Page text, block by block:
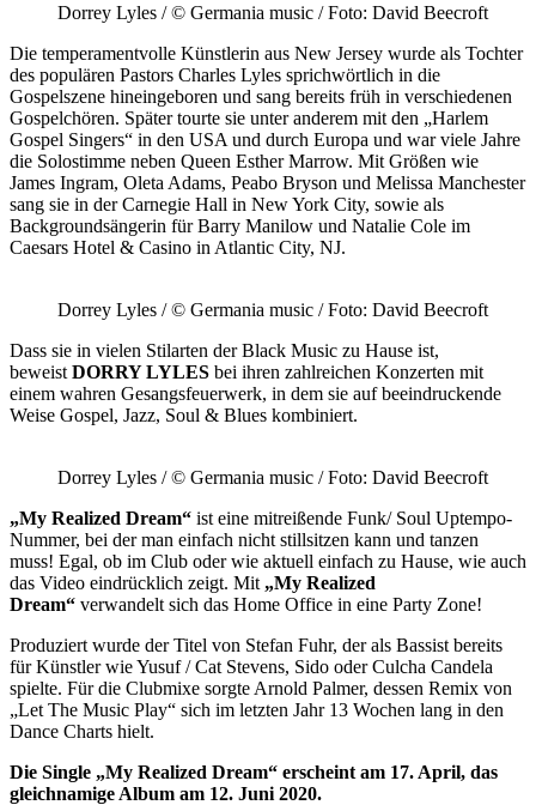
Dorrey Lyles / © Germania music / Foto: David Beecroft
Die temperamentvolle Künstlerin aus New Jersey wurde als Tochter
des populären Pastors Charles Lyles sprichwörtlich in die
Gospelszene hineingeboren und sang bereits früh in verschiedenen
Gospelchören. Später tourte sie unter anderem mit den „Harlem
Gospel Singers“ in den USA und durch Europa und war viele Jahre
die Solostimme neben Queen Esther Marrow. Mit Größen wie
James Ingram, Oleta Adams, Peabo Bryson und Melissa Manchester
sang sie in der Carnegie Hall in New York City, sowie als
Backgroundsängerin für Barry Manilow und Natalie Cole im
Caesars Hotel & Casino in Atlantic City, NJ.
Dorrey Lyles / © Germania music / Foto: David Beecroft
Dass sie in vielen Stilarten der Black Music zu Hause ist,
beweist DORRY LYLES bei ihren zahlreichen Konzerten mit
einem wahren Gesangsfeuerwerk, in dem sie auf beeindruckende
Weise Gospel, Jazz, Soul & Blues kombiniert.
Dorrey Lyles / © Germania music / Foto: David Beecroft
„My Realized Dream“ ist eine mitreißende Funk/ Soul Uptempo-
Nummer, bei der man einfach nicht stillsitzen kann und tanzen
muss! Egal, ob im Club oder wie aktuell einfach zu Hause, wie auch
das Video eindrücklich zeigt. Mit „My Realized
Dream“ verwandelt sich das Home Office in eine Party Zone!
Produziert wurde der Titel von Stefan Fuhr, der als Bassist bereits
für Künstler wie Yusuf / Cat Stevens, Sido oder Culcha Candela
spielte. Für die Clubmixe sorgte Arnold Palmer, dessen Remix von
„Let The Music Play“ sich im letzten Jahr 13 Wochen lang in den
Dance Charts hielt.
Die Single „My Realized Dream“ erscheint am 17. April, das
gleichnamige Album am 12. Juni 2020.